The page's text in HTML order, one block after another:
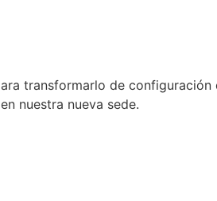
transformarlo de
nuestra nueva sede.